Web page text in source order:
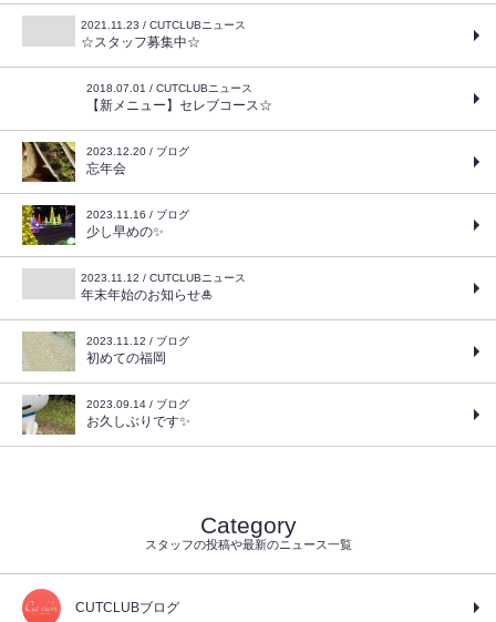
2021.11.23 / CUTCLUBニュース
☆スタッフ募集中☆
2018.07.01 / CUTCLUBニュース
【新メニュー】セレブコース☆
2023.12.20 / ブログ
忘年会
2023.11.16 / ブログ
少し早めの✨
2023.11.12 / CUTCLUBニュース
年末年始のお知らせ🎍
2023.11.12 / ブログ
初めての福岡
2023.09.14 / ブログ
お久しぶりです✨
Category
スタッフの投稿や最新のニュース一覧
CUTCLUBブログ